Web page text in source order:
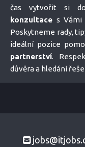
čas vytvořit si
konzultace s Vámi
Poskytneme rady,
ideální pozice
partnerství.
důvěra a hledání